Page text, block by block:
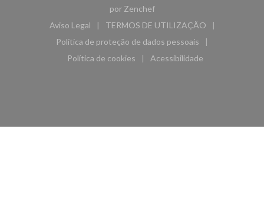
por Zenchef((abre numa nova janela))
Aviso Legal
((abre numa nova janela))
TERMOS DE UTILIZAÇÃO
((abre numa nova janela))
Política de proteção de dados pessoais
((abre numa nova janela))
Política de cookies
((abre numa nova janela))
Acessibilidade